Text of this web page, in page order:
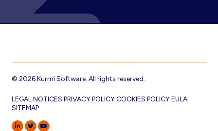
© 2026 Kurmi Software. All rights reserved.
LEGAL NOTICES PRIVACY POLICYCOOKIES POLICYEULA
SITEMAP